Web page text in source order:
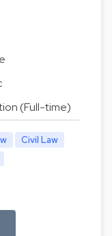
(Full-time)
Civil Law